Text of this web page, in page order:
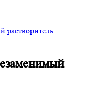
растворитель